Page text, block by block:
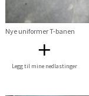
Nye uniformer T-banen
Legg til mine nedlastinger